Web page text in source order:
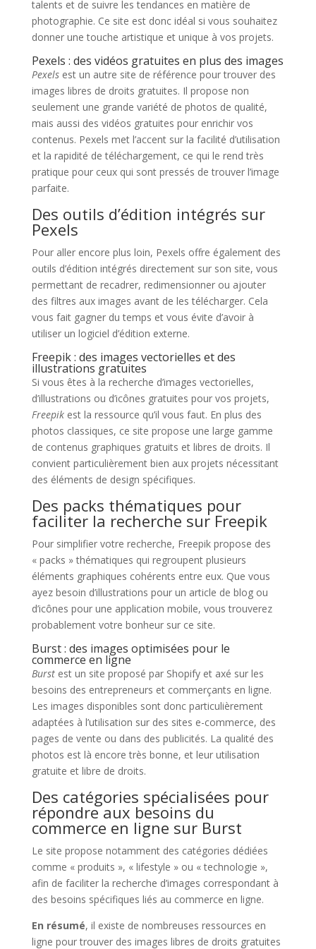
talents et de suivre les tendances en matière de
photographie. Ce site est donc idéal si vous souhaitez
donner une touche artistique et unique à vos projets.
Pexels : des vidéos gratuites en plus des images
Pexelsest un autre site de référence pour trouver des
images libres de droits gratuites. Il propose non
seulement une grande variété de photos de qualité,
mais aussi des vidéos gratuites pour enrichir vos
contenus. Pexels met l’accent sur la facilité d’utilisation
et la rapidité de téléchargement, ce qui le rend très
pratique pour ceux qui sont pressés de trouver l’image
parfaite.
Des outils d’édition intégrés sur
Pexels
Pour aller encore plus loin, Pexels offre également des
outils d’édition intégrés directement sur son site, vous
permettant de recadrer, redimensionner ou ajouter
des filtres aux images avant de les télécharger. Cela
vous fait gagner du temps et vous évite d’avoir à
utiliser un logiciel d’édition externe.
Freepik : des images vectorielles et des
illustrations gratuites
Si vous êtes à la recherche d’images vectorielles,
d’illustrations ou d’icônes gratuites pour vos projets,
Freepikest la ressource qu’il vous faut. En plus des
photos classiques, ce site propose une large gamme
de contenus graphiques gratuits et libres de droits. Il
convient particulièrement bien aux projets nécessitant
des éléments de design spécifiques.
Des packs thématiques pour
faciliter la recherche sur Freepik
Pour simplifier votre recherche, Freepik propose des
« packs » thématiques qui regroupent plusieurs
éléments graphiques cohérents entre eux. Que vous
ayez besoin d’illustrations pour un article de blog ou
d’icônes pour une application mobile, vous trouverez
probablement votre bonheur sur ce site.
Burst : des images optimisées pour le
commerce en ligne
Burstest un site proposé par Shopify et axé sur les
besoins des entrepreneurs et commerçants en ligne.
Les images disponibles sont donc particulièrement
adaptées à l’utilisation sur des sites e-commerce, des
pages de vente ou dans des publicités. La qualité des
photos est là encore très bonne, et leur utilisation
gratuite et libre de droits.
Des catégories spécialisées pour
répondre aux besoins du
commerce en ligne sur Burst
Le site propose notamment des catégories dédiées
comme « produits », « lifestyle » ou « technologie »,
afin de faciliter la recherche d’images correspondant à
des besoins spécifiques liés au commerce en ligne.
En résumé, il existe de nombreuses ressources en
ligne pour trouver des images libres de droits gratuites